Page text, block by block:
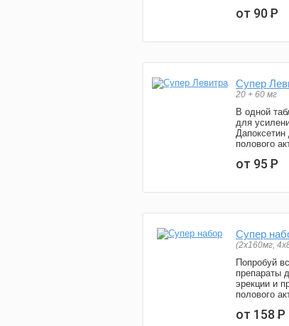
от 90Р
Супер
20 + 60 мг
В одной
для
полового
от 95Р
Супер
(2х160мг,
Попробуй
препараты
эрекции и
полового
от 158Р